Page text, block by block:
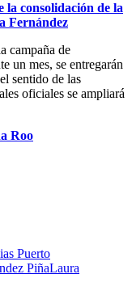
la consolidación de la
Fernández
campaña de
un mes, se entregarán
sentido de las
oficiales se ampliará
Roo
Puerto
PiñaLaura